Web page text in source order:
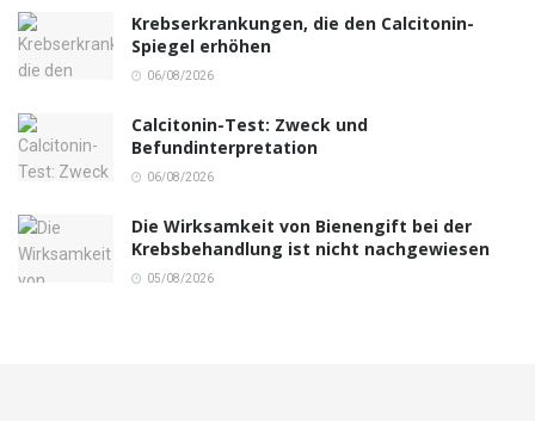
Krebserkrankungen, die den Calcitonin-
Spiegel erhöhen
06/08/2026
Calcitonin-Test: Zweck und
Befundinterpretation
06/08/2026
Die Wirksamkeit von Bienengift bei der
Krebsbehandlung ist nicht nachgewiesen
05/08/2026